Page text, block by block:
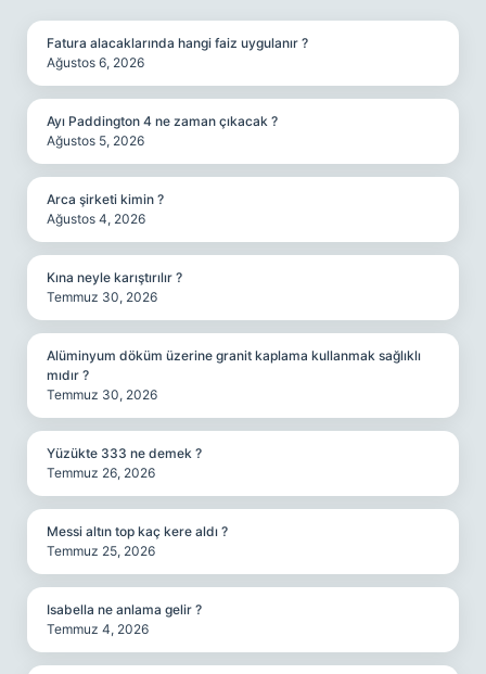
Fatura alacaklarında hangi faiz uygulanır ?
Ağustos 6, 2026
Ayı Paddington 4 ne zaman çıkacak ?
Ağustos 5, 2026
Arca şirketi kimin ?
Ağustos 4, 2026
Kına neyle karıştırılır ?
Temmuz 30, 2026
Alüminyum döküm üzerine granit kaplama kullanmak sağlıklı
mıdır ?
Temmuz 30, 2026
Yüzükte 333 ne demek ?
Temmuz 26, 2026
Messi altın top kaç kere aldı ?
Temmuz 25, 2026
Isabella ne anlama gelir ?
Temmuz 4, 2026